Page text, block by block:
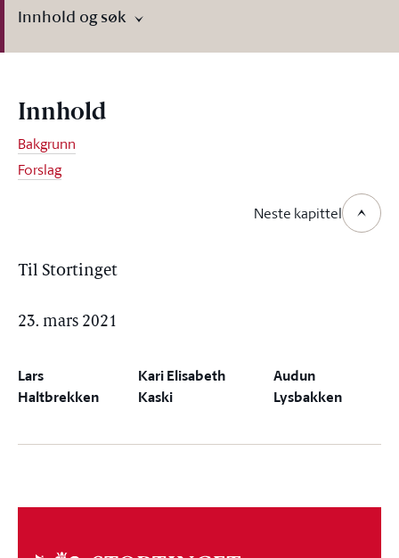
Innhold og søk
Innhold
Bakgrunn
Forslag
Neste kapittel
Til Stortinget
23. mars 2021
Lars
Haltbrekken
Kari Elisabeth
Kaski
Audun
Lysbakken